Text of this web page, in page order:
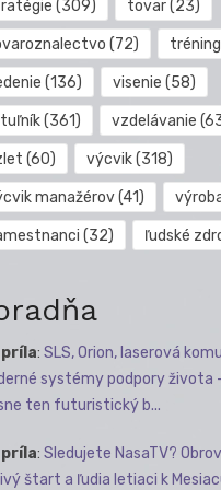
(309) tovar(23)
(72) tréning
(136) visenie (58)
(361) vzdelávanie
(60) výcvik(318)
manažérov(41)
(32) ľudské
: SLS, Orion, laserová
systémy podpory života
ten futuristický b...
: Sledujete NasaTV?
štart a ľudia letiaci k